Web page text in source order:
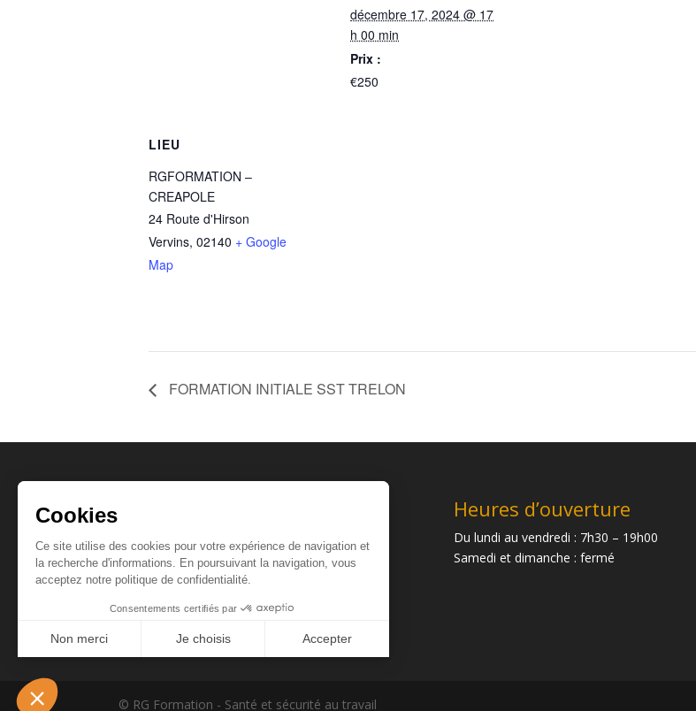
décembre 17, 2024 @ 17
h 00 min
Prix :
€250
LIEU
RGFORMATION –
CREAPOLE
24 Route d'Hirson
Vervins, 02140 + Google
Map
FORMATION INITIALE SST TRELON
📍 Créapôle
Rue d’Hirson, 02140 Vervins
06 38 52 47 49
📩contact@rgformation.fr
Heures d’ouverture
Du lundi au vendredi : 7h30 – 19h00
Samedi et dimanche : fermé
© RG Formation - Santé et sécurité au travail